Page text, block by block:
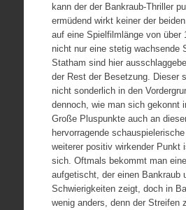
kann der der Bankraub-Thriller
ermüdend wirkt keiner der
auf eine Spielfilmlänge von über
nicht nur eine stetig wachsende
Statham sind hier
der Rest der Besetzung. Dieser
nicht sonderlich in den
dennoch, wie man sich gekonnt
Große Pluspunkte auch an
hervorragende
weiterer positiv wirkender Punkt
sich. Oftmals bekommt man
aufgetischt, der einen Bankraub
Schwierigkeiten zeigt, doch in
wenig anders, denn der Streifen